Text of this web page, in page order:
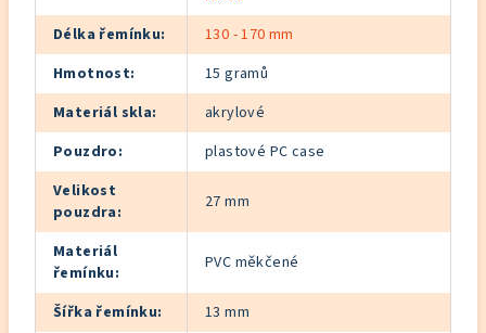
Délka řemínku:
130 - 170 mm
Hmotnost:
15 gramů
Materiál skla:
akrylové
Pouzdro:
plastové PC case
Velikost
pouzdra: 27 mm
Materiál
řemínku: PVC měkčené
Šířka řemínku:
13 mm